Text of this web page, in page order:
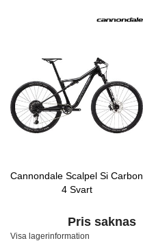
Cannondale Scalpel Si Carbon
4 Svart
Pris saknas
Visa lagerinformation